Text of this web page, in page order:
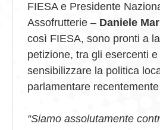
FIESA e Presidente
Assofrutterie – Daniele
così FIESA, sono pronti a
petizione, tra gli esercenti
sensibilizzare la politica
parlamentare
“Siamo assolutamente